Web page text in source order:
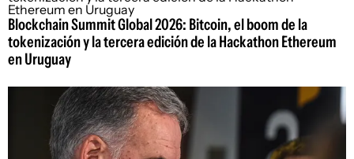
Blockchain Summit Global 2026: Bitcoin, el boom de la
tokenización y la tercera edición de la Hackathon Ethereum
en Uruguay